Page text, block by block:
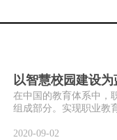
以智慧校园建设
在中国的教育体系中，
组成部分。实现职业教
2020-09-02